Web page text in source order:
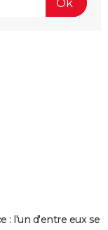
: l'un d'entre eux se